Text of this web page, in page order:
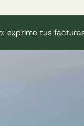
exprime tus